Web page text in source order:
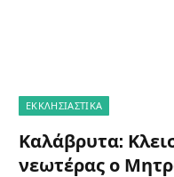
ΕΚΚΛΗΣΙΑΣΤΙΚΑ
Καλάβρυτα:
νεωτέρας ο